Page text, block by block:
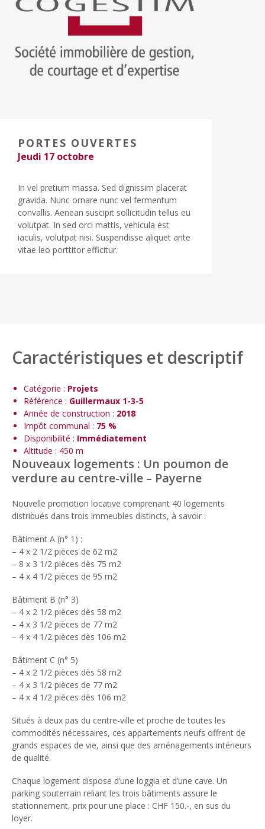
PORTES OUVERTES
Jeudi 17 octobre
In vel pretium massa. Sed dignissim placerat
gravida. Nunc ornare nunc vel fermentum
convallis. Aenean suscipit sollicitudin tellus eu
volutpat. In sed orci mattis, vehicula est
iaculis, volutpat nisi. Suspendisse aliquet ante
vitae leo porttitor efficitur.
Caractéristiques et descriptif
Catégorie : Projets
Référence : Guillermaux 1-3-5
Année de construction : 2018
Impôt communal : 75 %
Disponibilité : Immédiatement
Altitude : 450 m
Nouveaux logements : Un poumon de
verdure au centre-ville – Payerne
Nouvelle promotion locative comprenant 40 logements
distribués dans trois immeubles distincts, à savoir :
Bâtiment A (n° 1) :
– 4 x 2 1/2 pièces de 62 m2
– 8 x 3 1/2 pièces dès 75 m2
– 4 x 4 1/2 pièces de 95 m2
Bâtiment B (n° 3)
– 4 x 2 1/2 pièces dès 58 m2
– 4 x 3 1/2 pièces de 77 m2
– 4 x 4 1/2 pièces dès 106 m2
Bâtiment C (n° 5)
– 4 x 2 1/2 pièces dès 58 m2
– 4 x 3 1/2 pièces de 77 m2
– 4 x 4 1/2 pièces dès 106 m2
Situés à deux pas du centre-ville et proche de toutes les
commodités nécessaires, ces appartements neufs offrent de
grands espaces de vie, ainsi que des aménagements intérieurs
de qualité.
Chaque logement dispose d’une loggia et d’une cave. Un
parking souterrain reliant les trois bâtiments assure le
stationnement, prix pour une place : CHF 150.-, en sus du
loyer.